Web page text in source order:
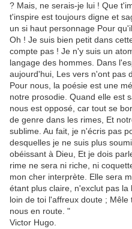
? Mais, ne serais-je lui ! Que
t'inspire est toujours digne et
un si haut personnage Pour
Oh ! Je suis bien petit dans
compte pas ! Je n'y suis un
langage des hommes. Dans
aujourd'hui, Les vers n'ont pas
Pour nous, la poésie est une
notre prosodie. Quand elle est
nous est opposé, car tout se
de genre dans les rimes, Et
sublime. Au fait, je n'écris pas
desquelles je ne suis plus
obéissant à Dieu, Et je dois
rime ne sera ni riche, ni
mon cher interprète. Elle sera
étant plus claire, n'exclut pas la
loin de toi l'affreux doute ;
nous en route. "
Victor Hugo.